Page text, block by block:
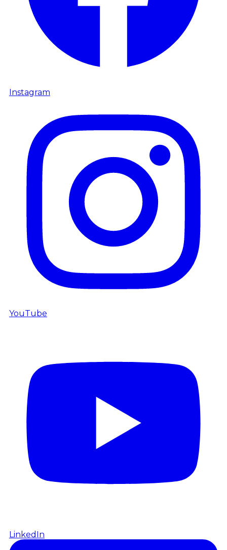
Instagram
YouTube
LinkedIn